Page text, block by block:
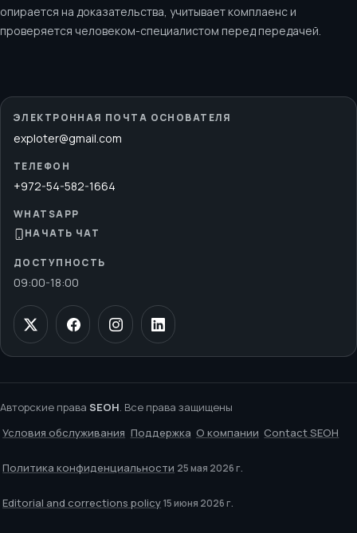
опирается на доказательства, учитывает комплаенс и
проверяется человеком-специалистом перед передачей.
ЭЛЕКТРОННАЯ ПОЧТА ОСНОВАТЕЛЯ
exploter@gmail.com
ТЕЛЕФОН
+972-54-582-1664
WHATSAPP
НАЧАТЬ ЧАТ
ДОСТУПНОСТЬ
09:00-18:00
Авторские права SEOH. Все права защищены
Условия обслуживания Поддержка О компании Contact SEOH
Политика конфиденциальности 25 мая 2026 г.
Editorial and corrections policy 15 июня 2026 г.